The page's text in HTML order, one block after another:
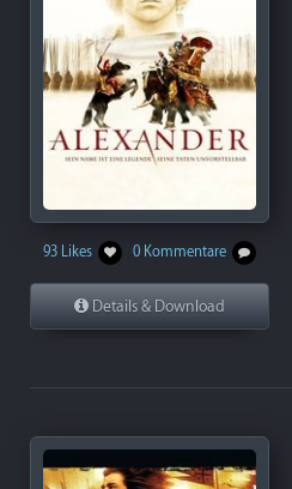
93 Likes 0 Kommentare
Details & Download